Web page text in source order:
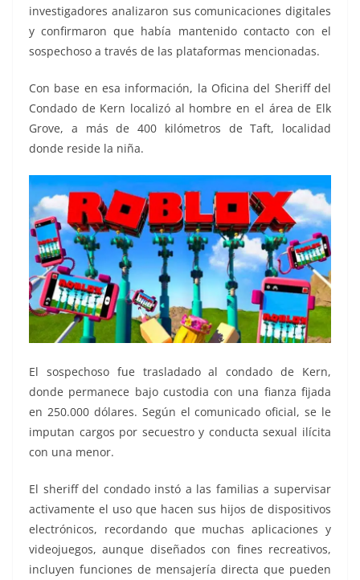
investigadores analizaron sus comunicaciones digitales
y confirmaron que había mantenido contacto con el
sospechoso a través de las plataformas mencionadas.
Con base en esa información, la Oficina del Sheriff del
Condado de Kern localizó al hombre en el área de Elk
Grove, a más de 400 kilómetros de Taft, localidad
donde reside la niña.
El sospechoso fue trasladado al condado de Kern,
donde permanece bajo custodia con una fianza fijada
en 250.000 dólares. Según el comunicado oficial, se le
imputan cargos por secuestro y conducta sexual ilícita
con una menor.
El sheriff del condado instó a las familias a supervisar
activamente el uso que hacen sus hijos de dispositivos
electrónicos, recordando que muchas aplicaciones y
videojuegos, aunque diseñados con fines recreativos,
incluyen funciones de mensajería directa que pueden